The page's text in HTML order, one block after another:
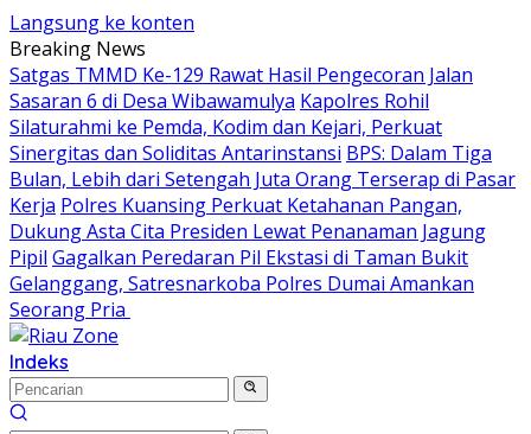
Langsung ke konten
Breaking News
Satgas TMMD Ke-129 Rawat Hasil Pengecoran Jalan
Sasaran 6 di Desa Wibawamulya Kapolres Rohil
Silaturahmi ke Pemda, Kodim dan Kejari, Perkuat
Sinergitas dan Soliditas Antarinstansi BPS: Dalam Tiga
Bulan, Lebih dari Setengah Juta Orang Terserap di Pasar
Kerja Polres Kuansing Perkuat Ketahanan Pangan,
Dukung Asta Cita Presiden Lewat Penanaman Jagung
Pipil Gagalkan Peredaran Pil Ekstasi di Taman Bukit
Gelanggang, Satresnarkoba Polres Dumai Amankan
Seorang Pria
Indeks